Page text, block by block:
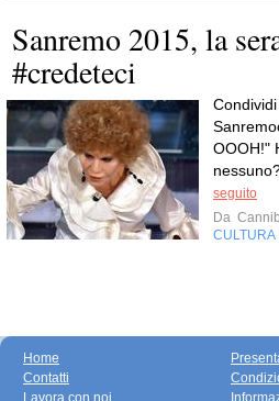
Sanremo 2015, la
#credeteci
OOOH!"
seguito
Da
CULTURA
Home
Contatti
Lavora con noi